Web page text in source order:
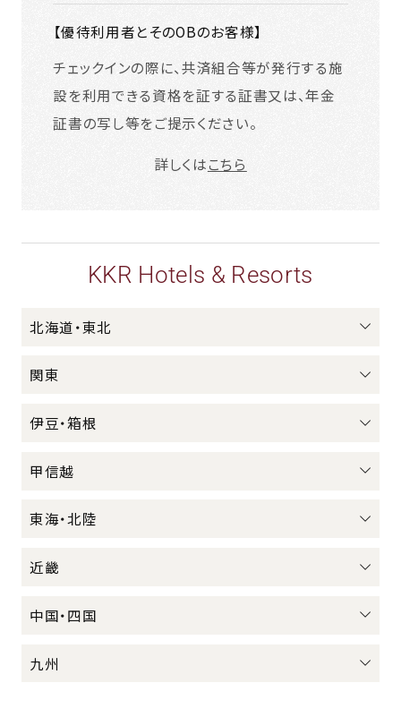
【優待利用者とそのOBのお客様】
チェックインの際に、共済組合等が発行する施
設を利用できる資格を証する証書又は、年金
証書の写し等をご提示ください。
詳しくはこちら
KKR Hotels & Resorts
北海道・東北
関東
伊豆・箱根
甲信越
東海・北陸
近畿
中国・四国
九州